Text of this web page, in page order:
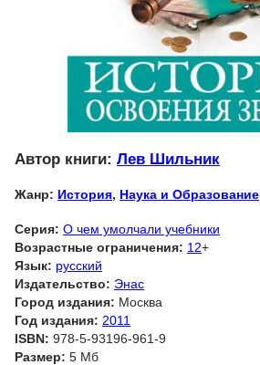
Автор книги: Лев Шильник
Жанр: История, Наука и Образование
Серия: О чем умолчали учебники
Возрастные ограничения: 12+
Язык: русский
Издательство: Энас
Город издания: Москва
Год издания: 2011
ISBN: 978-5-93196-961-9
Размер: 5 Мб